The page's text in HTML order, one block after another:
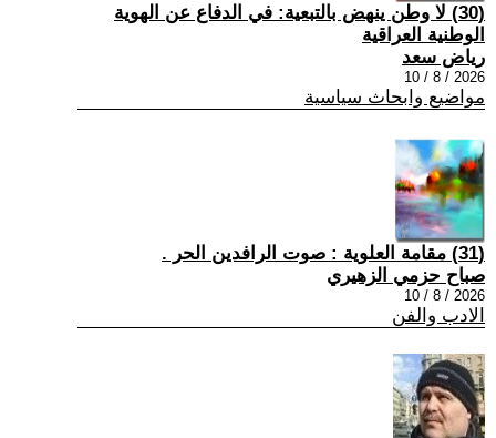
(30) لا وطن ينهض بالتبعية: في الدفاع عن الهوية
الوطنية العراقية
رياض سعد
2026 / 8 / 10
مواضيع وابحاث سياسية
(31) مقامة العلوية : صوت الرافدين الحر .
صباح حزمي الزهيري
2026 / 8 / 10
الادب والفن